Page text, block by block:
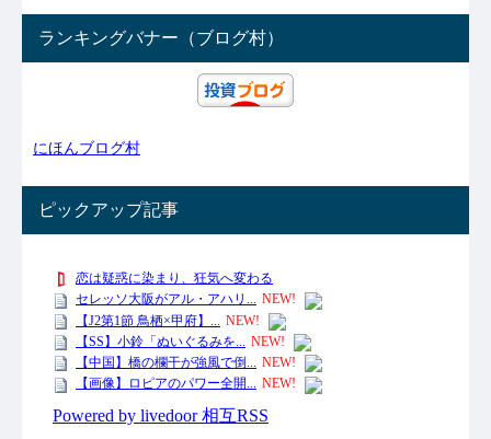
ランキングバナー（ブログ村）
にほんブログ村
ピックアップ記事